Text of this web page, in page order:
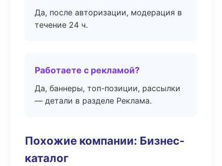
Да, после авторизации, модерация в
течение 24 ч.
Работаете с рекламой?
Да, баннеры, топ-позиции, рассылки
— детали в разделе Реклама.
Похожие компании: Бизнес-
каталог